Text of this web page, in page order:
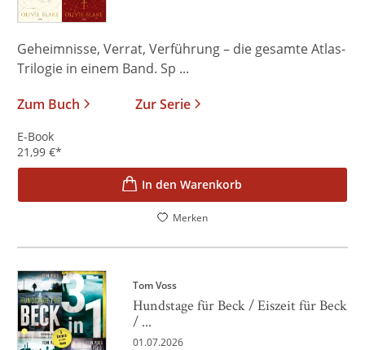
Geheimnisse, Verrat, Verführung – die gesamte Atlas-
Trilogie in einem Band. Sp ...
Zum Buch
Zur Serie
E-Book
21,99 €*
In den Warenkorb
Merken
Tom Voss
Hundstage für Beck / Eiszeit für Beck
/ ...
01.07.2026